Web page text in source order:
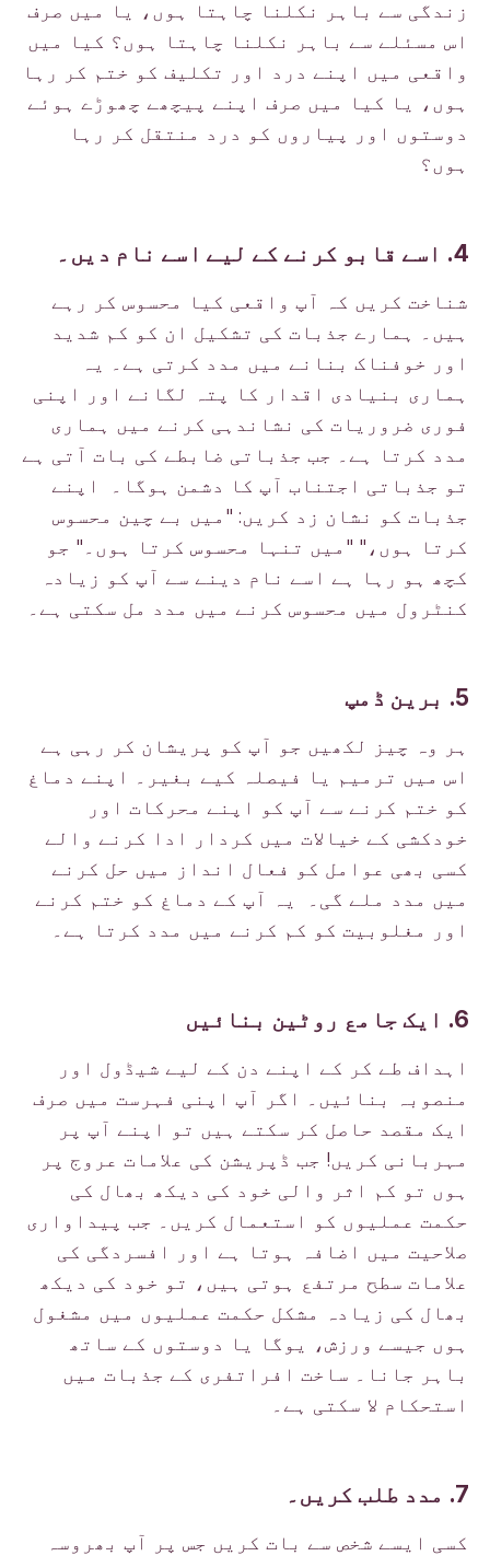
زندگی سے باہر نکلنا چاہتا ہوں، یا میں صرف
اس مسئلے سے باہر نکلنا چاہتا ہوں؟ کیا میں
واقعی میں اپنے درد اور تکلیف کو ختم کر رہا
ہوں، یا کیا میں صرف اپنے پیچھے چھوڑے ہوئے
دوستوں اور پیاروں کو درد منتقل کر رہا
ہوں؟
شناخت کریں کہ آپ واقعی کیا محسوس کر رہے
ہیں۔ ہمارے جذبات کی تشکیل ان کو کم شدید
اور خوفناک بنانے میں مدد کرتی ہے۔ یہ
ہماری بنیادی اقدار کا پتہ لگانے اور اپنی
فوری ضروریات کی نشاندہی کرنے میں ہماری
مدد کرتا ہے۔ جب جذباتی ضابطے کی بات آتی ہے
تو جذباتی اجتناب آپ کا دشمن ہوگا۔ اپنے
جذبات کو نشان زد کریں: "میں بے چین محسوس
کرتا ہوں،" "میں تنہا محسوس کرتا ہوں۔" جو
کچھ ہو رہا ہے اسے نام دینے سے آپ کو زیادہ
کنٹرول میں محسوس کرنے میں مدد مل سکتی ہے۔
ہر وہ چیز لکھیں جو آپ کو پریشان کر رہی ہے
اس میں ترمیم یا فیصلہ کیے بغیر۔ اپنے دماغ
کو ختم کرنے سے آپ کو اپنے محرکات اور
خودکشی کے خیالات میں کردار ادا کرنے والے
کسی بھی عوامل کو فعال انداز میں حل کرنے
میں مدد ملے گی۔ یہ آپ کے دماغ کو ختم کرنے
اور مغلوبیت کو کم کرنے میں مدد کرتا ہے۔
اہداف طے کر کے اپنے دن کے لیے شیڈول اور
منصوبہ بنائیں۔ اگر آپ اپنی فہرست میں صرف
ایک مقصد حاصل کر سکتے ہیں تو اپنے آپ پر
مہربانی کریں! جب ڈپریشن کی علامات عروج پر
ہوں تو کم اثر والی خود کی دیکھ بھال کی
حکمت عملیوں کو استعمال کریں۔ جب پیداواری
صلاحیت میں اضافہ ہوتا ہے اور افسردگی کی
علامات سطح مرتفع ہوتی ہیں، تو خود کی دیکھ
بھال کی زیادہ مشکل حکمت عملیوں میں مشغول
ہوں جیسے ورزش، یوگا یا دوستوں کے ساتھ
باہر جانا۔ ساخت افراتفری کے جذبات میں
استحکام لا سکتی ہے۔
کسی ایسے شخص سے بات کریں جس پر آپ بھروسہ